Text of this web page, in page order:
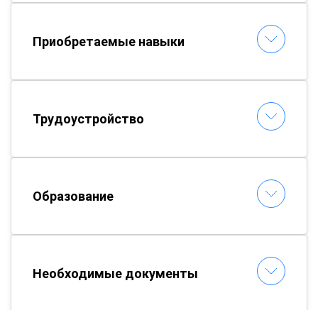
Приобретаемые навыки
Трудоустройство
Образование
Необходимые документы